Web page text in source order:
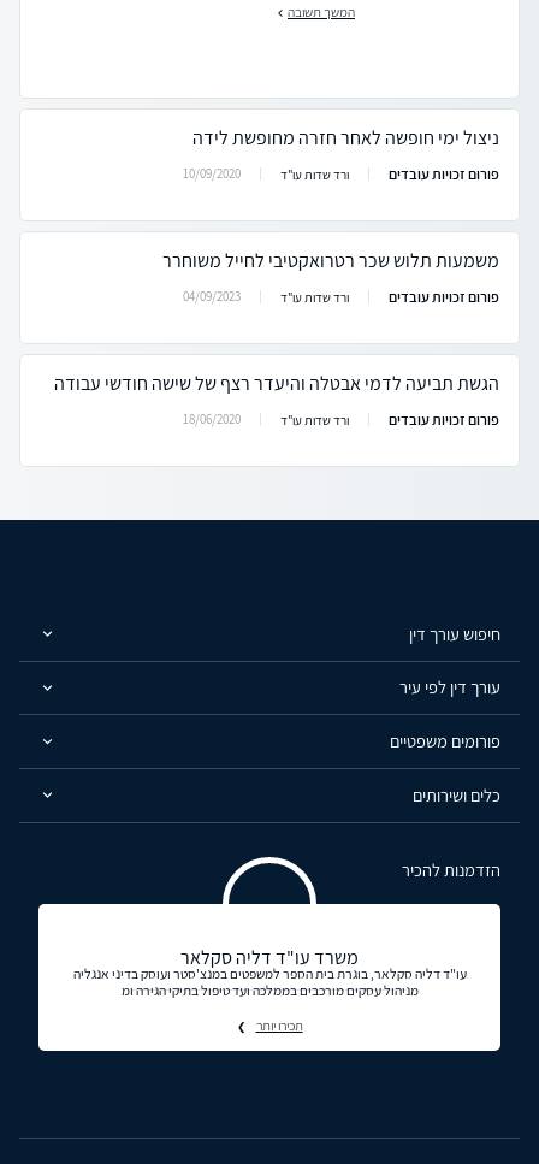
המשך תשובה
ניצול ימי חופשה לאחר חזרה מחופשת לידה
פורום זכויות עובדים ורד שדות עו"ד 10/09/2020
משמעות תלוש שכר רטרואקטיבי לחייל משוחרר
פורום זכויות עובדים ורד שדות עו"ד 04/09/2023
הגשת תביעה לדמי אבטלה והיעדר רצף של שישה חודשי עבודה
פורום זכויות עובדים ורד שדות עו"ד 18/06/2020
חיפוש עורך דין
עורך דין לפי עיר
פורומים משפטיים
כלים ושירותים
הזדמנות להכיר
משרד עו"ד דליה סקלאר
עו"ד דליה סקלאר, בוגרת בית הספר למשפטים במנצ'סטר ועוסק בדיני אנגליה
מניהול עסקים מורכבים בממלכה ועד טיפול בתיקי הגירה ומ
תכירו יותר